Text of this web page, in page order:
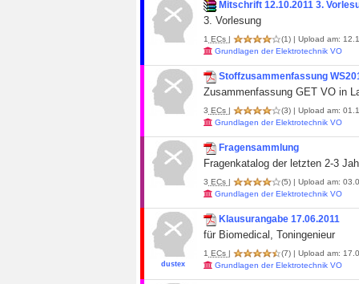
Mitschrift 12.10.2011 3.
3. Vorlesung
1 ECs | (1) | Upload am:
Grundlagen der Elektrotechnik VO
Stoffzusammenfassung
Zusammenfassung GET VO in
3 ECs | (3) | Upload am:
Grundlagen der Elektrotechnik VO
Fragensammlung
Fragenkatalog der letzten 2-3
3 ECs | (5) | Upload am:
Grundlagen der Elektrotechnik VO
dustex
Klausurangabe 17.06.2011
für Biomedical, Toningenieur
1 ECs | (7) | Upload am:
Grundlagen der Elektrotechnik VO